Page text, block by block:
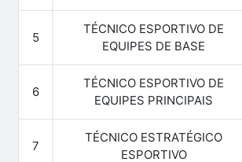
5
TÉCNICO ESPORTIVO DE
EQUIPES DE BASE
6
TÉCNICO ESPORTIVO DE
EQUIPES PRINCIPAIS
7
TÉCNICO ESTRATÉGICO
ESPORTIVO